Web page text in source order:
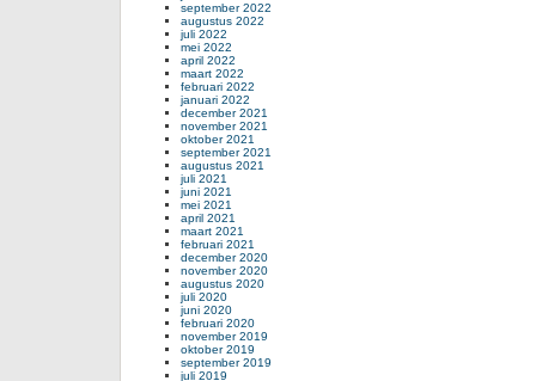
september 2022
augustus 2022
juli 2022
mei 2022
april 2022
maart 2022
februari 2022
januari 2022
december 2021
november 2021
oktober 2021
september 2021
augustus 2021
juli 2021
juni 2021
mei 2021
april 2021
maart 2021
februari 2021
december 2020
november 2020
augustus 2020
juli 2020
juni 2020
februari 2020
november 2019
oktober 2019
september 2019
juli 2019